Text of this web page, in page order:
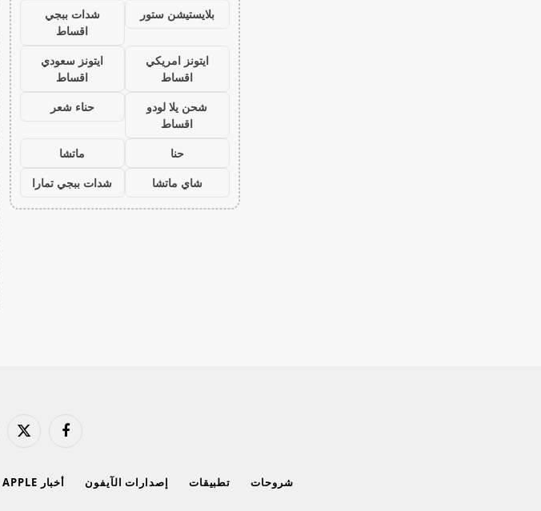
بلايستيشن ستور
شدات ببجي
اقساط
ايتونز امريكي
اقساط
ايتونز سعودي
اقساط
شحن يلا لودو
اقساط
حناء شعر
حنا
ماتشا
شاي ماتشا
شدات ببجي تمارا
فيسبوك
X
شروحات تطبيقات إصدارات الآيفون أخبار APPLE